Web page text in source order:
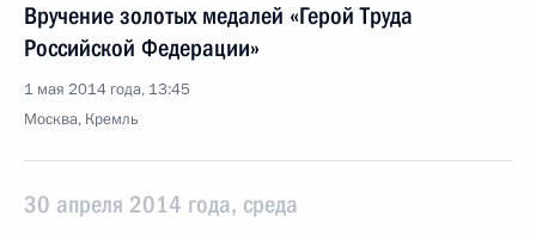
Вручение золотых медалей «Герой Труда
Российской Федерации»
1 мая 2014 года, 13:45
Москва, Кремль
30 апреля 2014 года, среда